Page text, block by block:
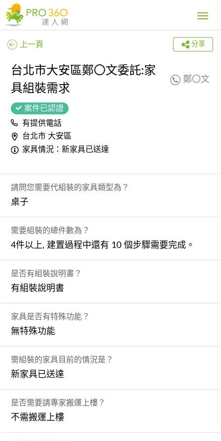
Toggle
上一頁 分享
台北市大安區鄭〇文委託:家
具組裝需求
鄭〇文
案件已認證
有提供電話
台北市 大安區
家具情況：新家具已送達
請問您需要代組裝的家具類型為？
桌子
需要組裝的總件數為？
4件以上, 建置過程中還有 10 個步驟需要完成。
是否有組裝說明書？
有組裝說明書
家具是否有特殊功能？
無特殊功能
需組裝的家具目前的情況是？
新家具已送達
是否需要請專家搬運上樓？
不需搬運上樓